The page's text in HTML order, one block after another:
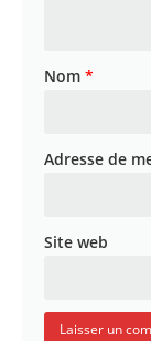
Nom *
Adresse de
Site web